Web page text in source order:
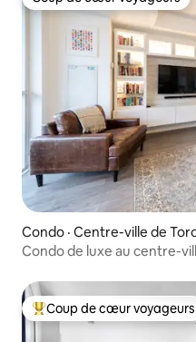
Coup de cœur voyageurs
Condo · Centre-ville de
Condo de luxe au centre-
Coup de cœur voyageurs
Coup de cœur voyageurs